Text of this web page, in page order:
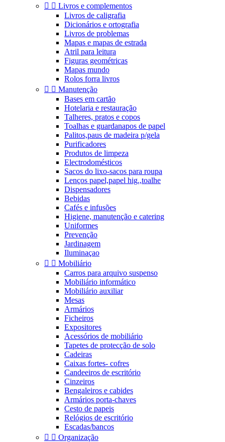
  Livros e complementos
Livros de caligrafia
Dicionários e ortografia
Livros de problemas
Mapas e mapas de estrada
Atril para leitura
Figuras geométricas
Mapas mundo
Rolos forra livros
  Manutenção
Bases em cartão
Hotelaria e restauração
Talheres, pratos e copos
Toalhas e guardanapos de papel
Palitos,paus de madeira p/gela
Purificadores
Produtos de limpeza
Electrodomésticos
Sacos do lixo-sacos para roupa
Lenços papel,papel hig.,toalhe
Dispensadores
Bebidas
Cafés e infusões
Higiene, manutenção e catering
Uniformes
Prevenção
Jardinagem
Iluminaçao
  Mobiliário
Carros para arquivo suspenso
Mobiliário informático
Mobiliário auxiliar
Mesas
Armários
Ficheiros
Expositores
Acessórios de mobiliário
Tapetes de protecção de solo
Cadeiras
Caixas fortes- cofres
Candeeiros de escritório
Cinzeiros
Bengaleiros e cabides
Armários porta-chaves
Cesto de papeis
Relógios de escritório
Escadas/bancos
  Organização